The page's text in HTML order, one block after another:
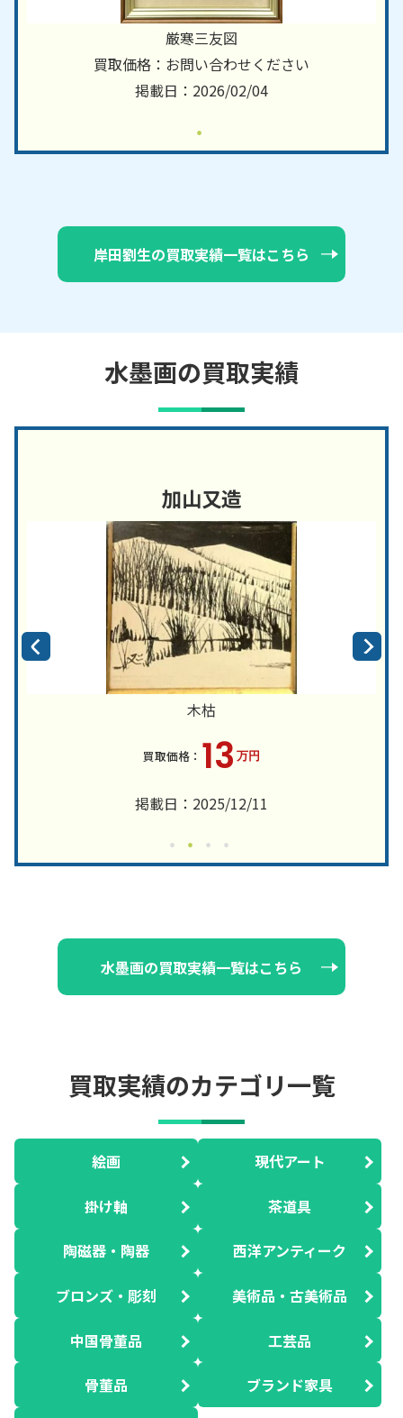
厳寒三友図
買取価格：お問い合わせください
掲載日：2026/02/04
岸田劉生の買取実績一覧はこちら
水墨画の買取実績
加山又造
木枯
13 万円
掲載日：2025/12/11
水墨画の買取実績一覧はこちら
買取実績のカテゴリ一覧
絵画 現代アート
掛け軸 茶道具
陶磁器・陶器 西洋アンティーク
ブロンズ・彫刻 美術品・古美術品
中国骨董品 工芸品
骨董品 ブランド家具